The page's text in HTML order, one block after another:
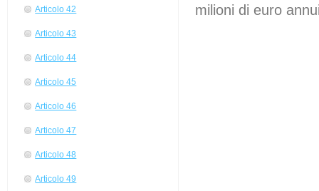
Articolo 42
Articolo 43
Articolo 44
Articolo 45
Articolo 46
Articolo 47
Articolo 48
Articolo 49
milioni di euro